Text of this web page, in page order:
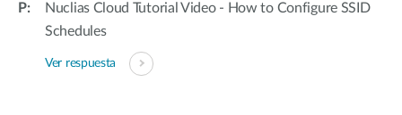
Nuclias Cloud Tutorial Video - How to Configure SSID
Schedules
Ver respuesta